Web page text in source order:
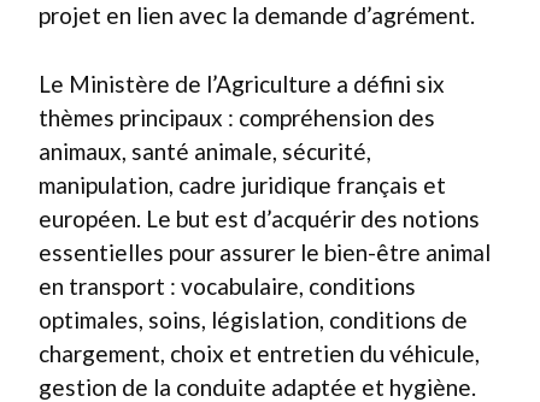
projet en lien avec la demande d’agrément.
Le Ministère de l’Agriculture a défini six
thèmes principaux : compréhension des
animaux, santé animale, sécurité,
manipulation, cadre juridique français et
européen. Le but est d’acquérir des notions
essentielles pour assurer le bien-être animal
en transport : vocabulaire, conditions
optimales, soins, législation, conditions de
chargement, choix et entretien du véhicule,
gestion de la conduite adaptée et hygiène.